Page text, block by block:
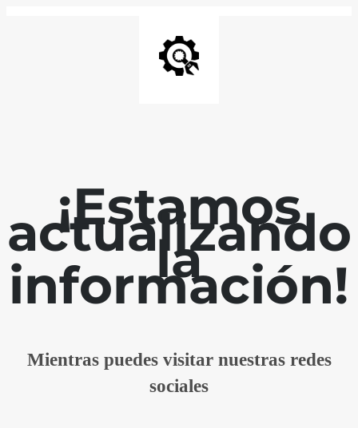
¡Estamos
actualizando
la
información!
Mientras puedes visitar nuestras redes
sociales